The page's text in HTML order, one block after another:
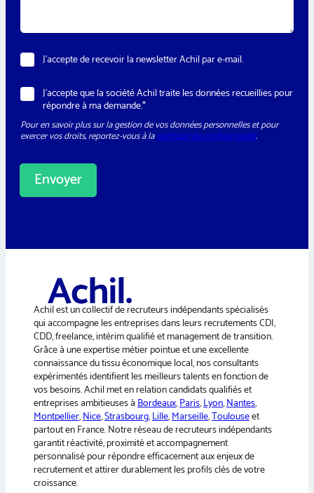
E
-
a
i
*
*
N
e
w
s
e
t
t
r
J’accepte de recevoir la newsletter Achil par e-mail.
R
G
D
*
J’accepte que la société Achil traite les données recueillies pour
répondre à ma demande.*
Pour en savoir plus sur la gestion de vos données personnelles et pour
exercer vos droits, reportez-vous à lapolitique de confidentialité.
Envoyer
e
Achil est un collectif de recruteurs indépendants spécialisés
qui accompagne les entreprises dans leurs recrutements CDI,
CDD, freelance, intérim qualifié et management de transition.
Grâce à une expertise métier pointue et une excellente
connaissance du tissu économique local, nos consultants
expérimentés identifient les meilleurs talents en fonction de
vos besoins. Achil met en relation candidats qualifiés et
entreprises ambitieuses àBordeaux,Paris,Lyon,Nantes,
Montpellier,Nice,Strasbourg,Lille,Marseille,Toulouseet
partout en France. Notre réseau de recruteurs indépendants
garantit réactivité, proximité et accompagnement
personnalisé pour répondre efficacement aux enjeux de
recrutement et attirer durablement les profils clés de votre
croissance.